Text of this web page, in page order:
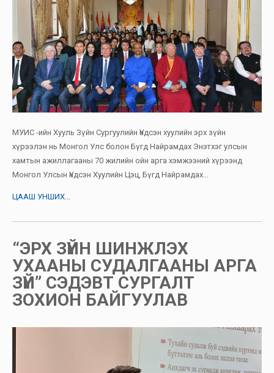
МУИС -ийн Хууль Зүйн Сургуулийн Үндсэн хуулийн эрх зүйн
хүрээлэн нь Монгол Улс болон Бүгд Найрамдах Энэтхэг улсын
хамтын ажиллагааны 70 жилийн ойн арга хэмжээний хүрээнд
Монгол Улсын Үндсэн Хуулийн Цэц, Бүгд Найрамдах...
ЦААШ УНШИХ...
“ЭРХ ЗҮЙН ШИНЖЛЭХ
УХААНЫ СУДАЛГААНЫ АРГА
ЗҮЙ” СЭДЭВТ СУРГАЛТ
ЗОХИОН БАЙГУУЛАВ